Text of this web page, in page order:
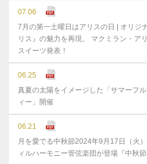
07.06
7月の第一土曜日はアリスの日 | オリジ
リス』の魅力を再現。 マクミラン・ア
スイーツ発表！
06.25
真夏の太陽をイメージした「サマーフ
ィー」開催
06.21
月を愛でる中秋節2024年9月17日（火
ィルハーモニー管弦楽団が登場『中秋節